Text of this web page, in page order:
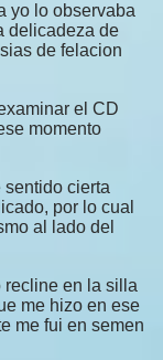
yo lo observaba
delicadeza de
de felacion
el CD
momento
cierta
por lo cual
al lado del
recline en la silla
me hizo en ese
me fui en semen